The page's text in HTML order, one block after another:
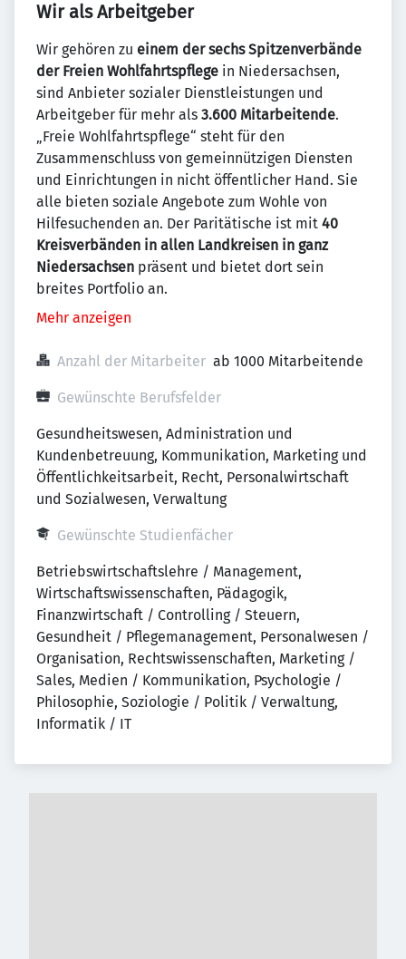
Wir als Arbeitgeber
Wir gehören zu einem der sechs Spitzenverbände
der Freien Wohlfahrtspflege in Niedersachsen,
sind Anbieter sozialer Dienstleistungen und
Arbeitgeber für mehr als 3.600 Mitarbeitende.
„Freie Wohlfahrtspflege“ steht für den
Zusammenschluss von gemeinnützigen Diensten
und Einrichtungen in nicht öffentlicher Hand. Sie
alle bieten soziale Angebote zum Wohle von
Hilfesuchenden an. Der Paritätische ist mit 40
Kreisverbänden in allen Landkreisen in ganz
Niedersachsen präsent und bietet dort sein
breites Portfolio an.
Mehr anzeigen
Anzahl der Mitarbeiter ab 1000 Mitarbeitende
Gewünschte Berufsfelder
Gesundheitswesen, Administration und
Kundenbetreuung, Kommunikation, Marketing und
Öffentlichkeitsarbeit, Recht, Personalwirtschaft
und Sozialwesen, Verwaltung
Gewünschte Studienfächer
Betriebswirtschaftslehre / Management,
Wirtschaftswissenschaften, Pädagogik,
Finanzwirtschaft / Controlling / Steuern,
Gesundheit / Pflegemanagement, Personalwesen /
Organisation, Rechtswissenschaften, Marketing /
Sales, Medien / Kommunikation, Psychologie /
Philosophie, Soziologie / Politik / Verwaltung,
Informatik / IT